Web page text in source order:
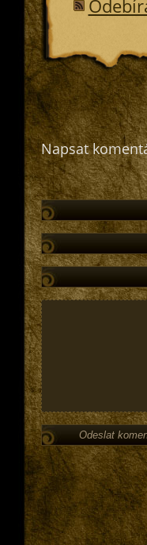
Napsat